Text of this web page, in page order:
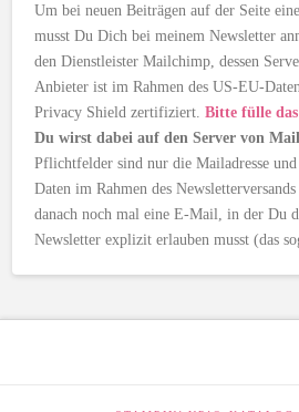
Um bei neuen Beiträgen auf der Seite
musst Du Dich bei meinem Newsletter
den Dienstleister Mailchimp, dessen
Anbieter ist im Rahmen des US-EU-
Privacy Shield zertifiziert.Bitte fülle
Du wirst dabei auf den Server von
Pflichtfelder sind nur die Mailadresse
Daten im Rahmen des
danach noch mal eine E-Mail, in der Du
Newsletter explizit erlauben musst (das